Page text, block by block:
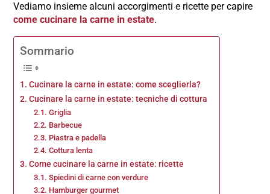
Vediamo insieme alcuni accorgimenti e ricette per capire
come cucinare la carne in estate.
Sommario
Cucinare la carne in estate: come sceglierla?
Cucinare la carne in estate: tecniche di cottura
Griglia
Barbecue
Piastra e padella
Cottura lenta
Come cucinare la carne in estate: ricette
Spiedini di carne con verdure
Hamburger gourmet